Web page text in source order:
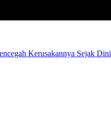
Kerusakannya Sejak Dini